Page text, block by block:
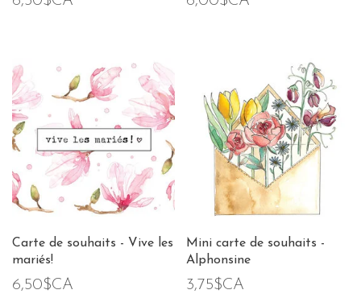
Carte de souhaits - Vive les
mariés!
6,50$CA
Mini carte de souhaits -
Alphonsine
3,75$CA